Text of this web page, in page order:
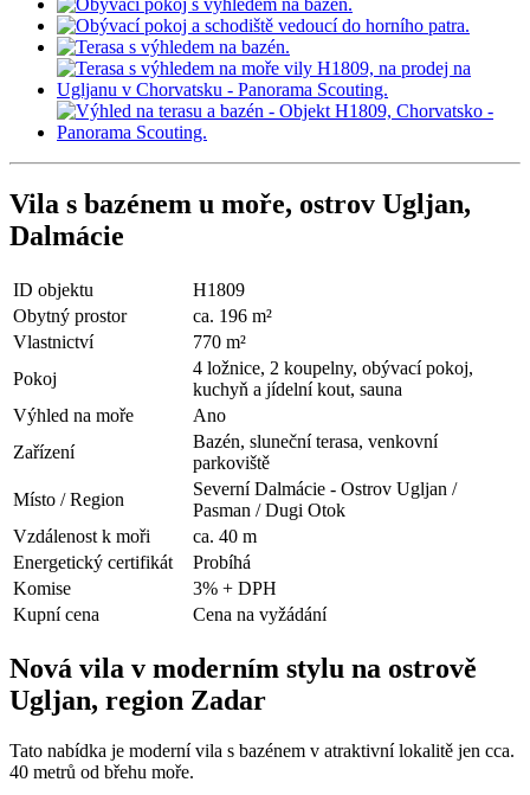
Vila s bazénem u moře, ostrov Ugljan,
Dalmácie
ID objektu
H1809
Obytný prostor
ca. 196 m²
Vlastnictví
770 m²
Pokoj
4 ložnice, 2 koupelny, obývací pokoj,
kuchyň a jídelní kout, sauna
Výhled na moře
Ano
Zařízení
Bazén, sluneční terasa, venkovní
parkoviště
Místo / Region
Severní Dalmácie - Ostrov Ugljan /
Pasman / Dugi Otok
Vzdálenost k moři
ca. 40 m
Energetický certifikát
Probíhá
Komise
3% + DPH
Kupní cena
Cena na vyžádání
Nová vila v moderním stylu na ostrově
Ugljan, region Zadar
Tato nabídka je moderní vila s bazénem v atraktivní lokalitě jen cca.
40 metrů od břehu moře.